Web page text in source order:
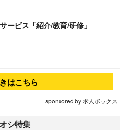
ービス「紹介/教育/研修」
はこちら
sponsored by 求人ボックス
シ特集